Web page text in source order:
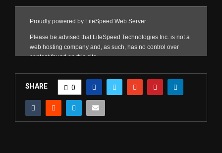
SHARE 0